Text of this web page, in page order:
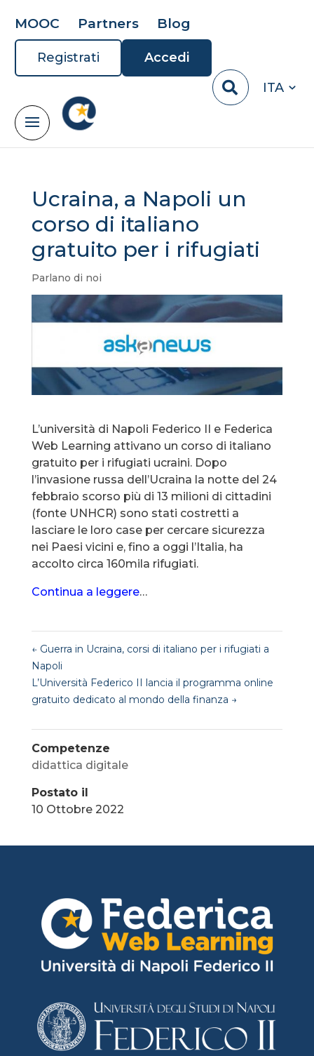
MOOC Partners Blog
Registrati
Accedi
ITA
Ucraina, a Napoli un
corso di italiano
gratuito per i rifugiati
Parlano di noi
L’università di Napoli Federico II e Federica
Web Learning attivano un corso di italiano
gratuito per i rifugiati ucraini. Dopo
l’invasione russa dell’Ucraina la notte del 24
febbraio scorso più di 13 milioni di cittadini
(fonte UNHCR) sono stati costretti a
lasciare le loro case per cercare sicurezza
nei Paesi vicini e, fino a oggi l’Italia, ha
accolto circa 160mila rifugiati.
Continua a leggere…
←Guerra in Ucraina, corsi di italiano per i rifugiati a
Napoli
L’Università Federico II lancia il programma online
gratuito dedicato al mondo della finanza →
Competenze
didattica digitale
Postato il
10 Ottobre 2022